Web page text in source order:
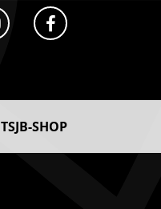
TSJB-SHOP